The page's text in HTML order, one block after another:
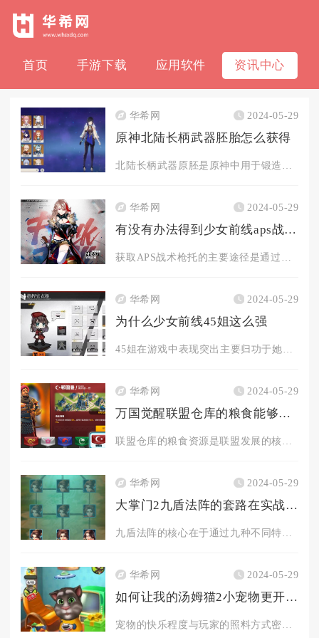
首页 手游下载 应用软件 资讯中心
华希网 2024-05-29
原神北陆长柄武器胚胎怎么获得
华希网 2024-05-29
有没有办法得到少女前线aps战术枪托呢
华希网 2024-05-29
为什么少女前线45姐这么强
华希网 2024-05-29
万国觉醒联盟仓库的粮食能够用来做什么呢
华希网 2024-05-29
大掌门2九盾法阵的套路在实战中如何应用
华希网 2024-05-29
如何让我的汤姆猫2小宠物更开心玩耍